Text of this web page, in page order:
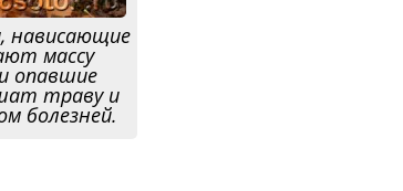
нависающие
массу
опавшие
траву и
болезней.